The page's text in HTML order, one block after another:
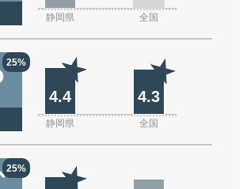
静岡県 全国
25%
4.4 4.3
静岡県 全国
25%